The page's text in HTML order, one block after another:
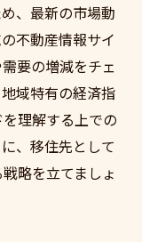
、最新の市場動
不動産情報サイ
要の増減をチェ
域特有の経済指
理解する上での
、移住先として
略を立てましょ